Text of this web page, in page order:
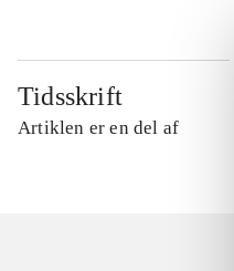
Tidsskrift
Artiklen er en del af